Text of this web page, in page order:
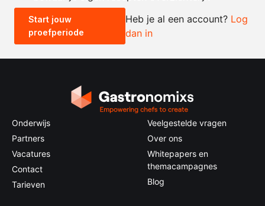
0.5x 1x 2x
Start jouw
proefperiode
Heb je al een account? Log
dan in
Onderwijs
Partners
Vacatures
Contact
Tarieven
Veelgestelde vragen
Over ons
Whitepapers en
themacampagnes
Blog